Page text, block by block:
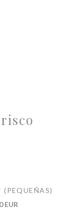
(PEQUEÑAS)
EUR